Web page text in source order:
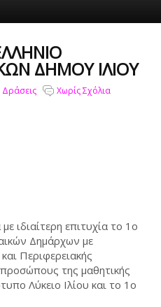
ΔΉΜΟΥ ΙΛΊΟΥ
Δράσεις Χωρίς Σχόλια
ιδιαίτερη επιτυχία το 1 ο
Δημάρχων με
Περιφερειακής
της μαθητικής
Λύκειο Ιλίου και το 1 ο